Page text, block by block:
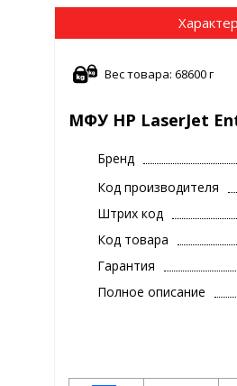
Вес товара: 68600 г
МФУ HP LaserJet
Бренд
Код производителя
Штрих код
Код товара
Гарантия
Полное описание